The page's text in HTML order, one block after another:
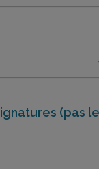
(pas